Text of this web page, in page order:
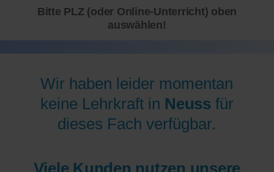
Bitte PLZ (oder Online-Unterricht) oben
auswählen!
Wir haben leider momentan
keine Lehrkraft in Neuss für
dieses Fach verfügbar.